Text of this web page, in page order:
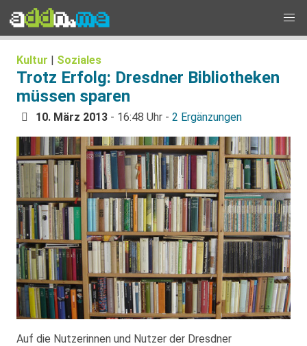
Kultur | Soziales
Trotz Erfolg: Dresdner Bibliotheken
müssen sparen
10. März 2013 - 16:48 Uhr - 2 Ergänzungen
Auf die Nutzerinnen und Nutzer der Dresdner